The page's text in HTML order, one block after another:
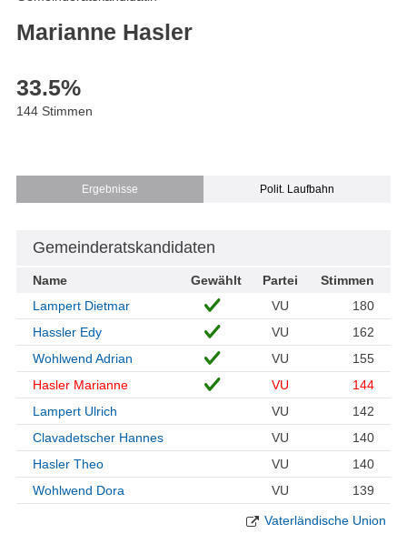
Marianne Hasler
33.5%
144 Stimmen
Ergebnisse Polit. Laufbahn
Gemeinderatskandidaten
Name Gewählt Partei
Stimmen
Lampert Dietmar
VU
180
Hassler Edy
VU
162
Wohlwend Adrian
VU
155
Hasler Marianne
VU
144
Lampert Ulrich
VU
142
Clavadetscher Hannes
VU
140
Hasler Theo
VU
140
Wohlwend Dora
VU 139
Vaterländische Union